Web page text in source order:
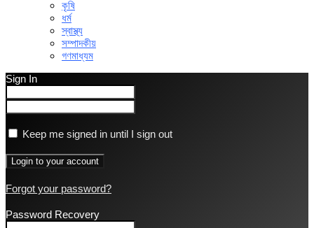
কৃষি
ধর্ম
স্বাস্থ্য
সম্পাদকীয়
গণমাধ্যম
Sign In
Keep me signed in until I sign out
Forgot your password?
Password Recovery